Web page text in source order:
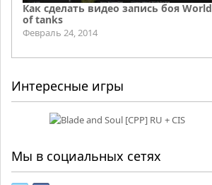
Как сделать видео запись боя World
of tanks
Февраль 24, 2014
Интересные игры
Мы в социальных сетях